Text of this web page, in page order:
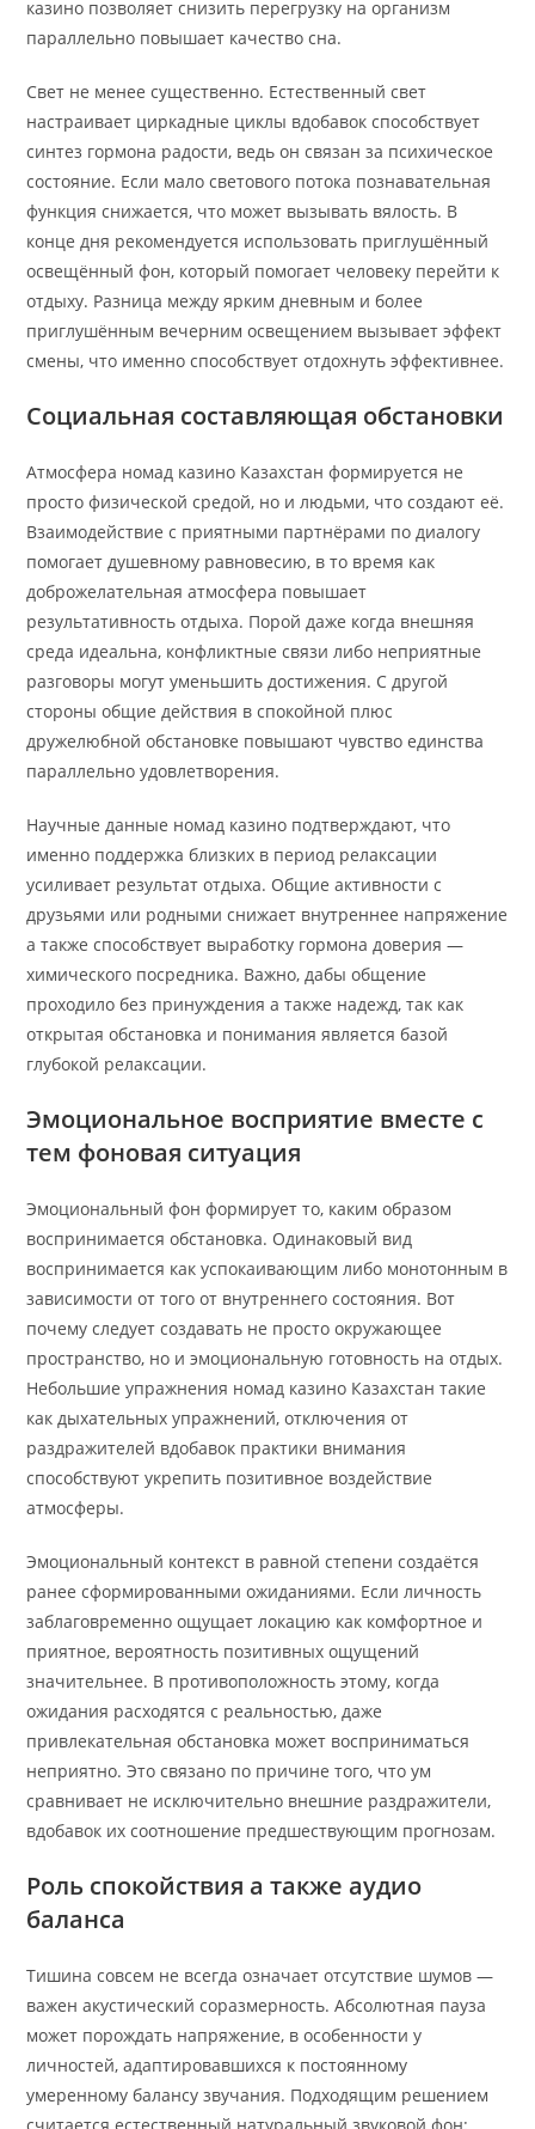
казино позволяет снизить перегрузку на организм
параллельно повышает качество сна.
Свет не менее существенно. Естественный свет
настраивает циркадные циклы вдобавок способствует
синтез гормона радости, ведь он связан за психическое
состояние. Если мало светового потока познавательная
функция снижается, что может вызывать вялость. В
конце дня рекомендуется использовать приглушённый
освещённый фон, который помогает человеку перейти к
отдыху. Разница между ярким дневным и более
приглушённым вечерним освещением вызывает эффект
смены, что именно способствует отдохнуть эффективнее.
Социальная составляющая обстановки
Атмосфера номад казино Казахстан формируется не
просто физической средой, но и людьми, что создают её.
Взаимодействие с приятными партнёрами по диалогу
помогает душевному равновесию, в то время как
доброжелательная атмосфера повышает
результативность отдыха. Порой даже когда внешняя
среда идеальна, конфликтные связи либо неприятные
разговоры могут уменьшить достижения. С другой
стороны общие действия в спокойной плюс
дружелюбной обстановке повышают чувство единства
параллельно удовлетворения.
Научные данные номад казино подтверждают, что
именно поддержка близких в период релаксации
усиливает результат отдыха. Общие активности с
друзьями или родными снижает внутреннее напряжение
а также способствует выработку гормона доверия —
химического посредника. Важно, дабы общение
проходило без принуждения а также надежд, так как
открытая обстановка и понимания является базой
глубокой релаксации.
Эмоциональное восприятие вместе с
тем фоновая ситуация
Эмоциональный фон формирует то, каким образом
воспринимается обстановка. Одинаковый вид
воспринимается как успокаивающим либо монотонным в
зависимости от того от внутреннего состояния. Вот
почему следует создавать не просто окружающее
пространство, но и эмоциональную готовность на отдых.
Небольшие упражнения номад казино Казахстан такие
как дыхательных упражнений, отключения от
раздражителей вдобавок практики внимания
способствуют укрепить позитивное воздействие
атмосферы.
Эмоциональный контекст в равной степени создаётся
ранее сформированными ожиданиями. Если личность
заблаговременно ощущает локацию как комфортное и
приятное, вероятность позитивных ощущений
значительнее. В противоположность этому, когда
ожидания расходятся с реальностью, даже
привлекательная обстановка может восприниматься
неприятно. Это связано по причине того, что ум
сравнивает не исключительно внешние раздражители,
вдобавок их соотношение предшествующим прогнозам.
Роль спокойствия а также аудио
баланса
Тишина совсем не всегда означает отсутствие шумов —
важен акустический соразмерность. Абсолютная пауза
может порождать напряжение, в особенности у
личностей, адаптировавшихся к постоянному
умеренному балансу звучания. Подходящим решением